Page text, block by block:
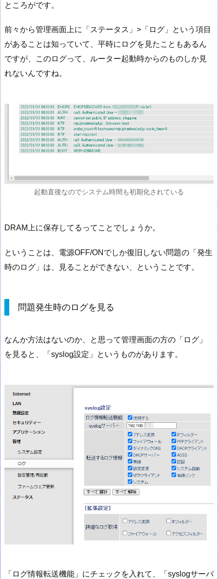
ところがです。
前々から管理画面上に「ステータス」>「ログ」という項目
があることは知っていて、平時にログを見たこともあるん
ですが、このログって、ルーター起動時からのものしか見
れないんですね。
起動直後なのでシステム時間も初期化されている
DRAM上に保存してるってことでしょうか。
ということは、電源OFF/ONでしか復旧しない問題の「発生
時のログ」は、見ることができない、ということです。
問題発生時のログを見る
なんか方法はないのか、と思って管理画面の方の「ログ」
を見ると、「syslog設定」というものがあります。
「ログ情報転送機能」にチェックを入れて、「syslogサーバ